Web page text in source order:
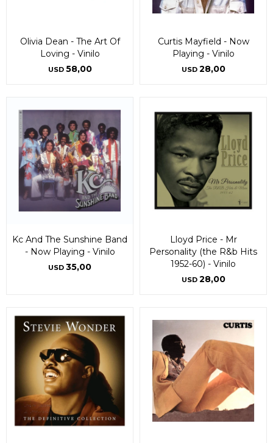
Olivia Dean - The Art Of
Loving - Vinilo
USD 58,00
Curtis Mayfield - Now
Playing - Vinilo
USD 28,00
Kc And The Sunshine Band
- Now Playing - Vinilo
USD 35,00
Lloyd Price - Mr
Personality (the R&b Hits
1952-60) - Vinilo
USD 28,00